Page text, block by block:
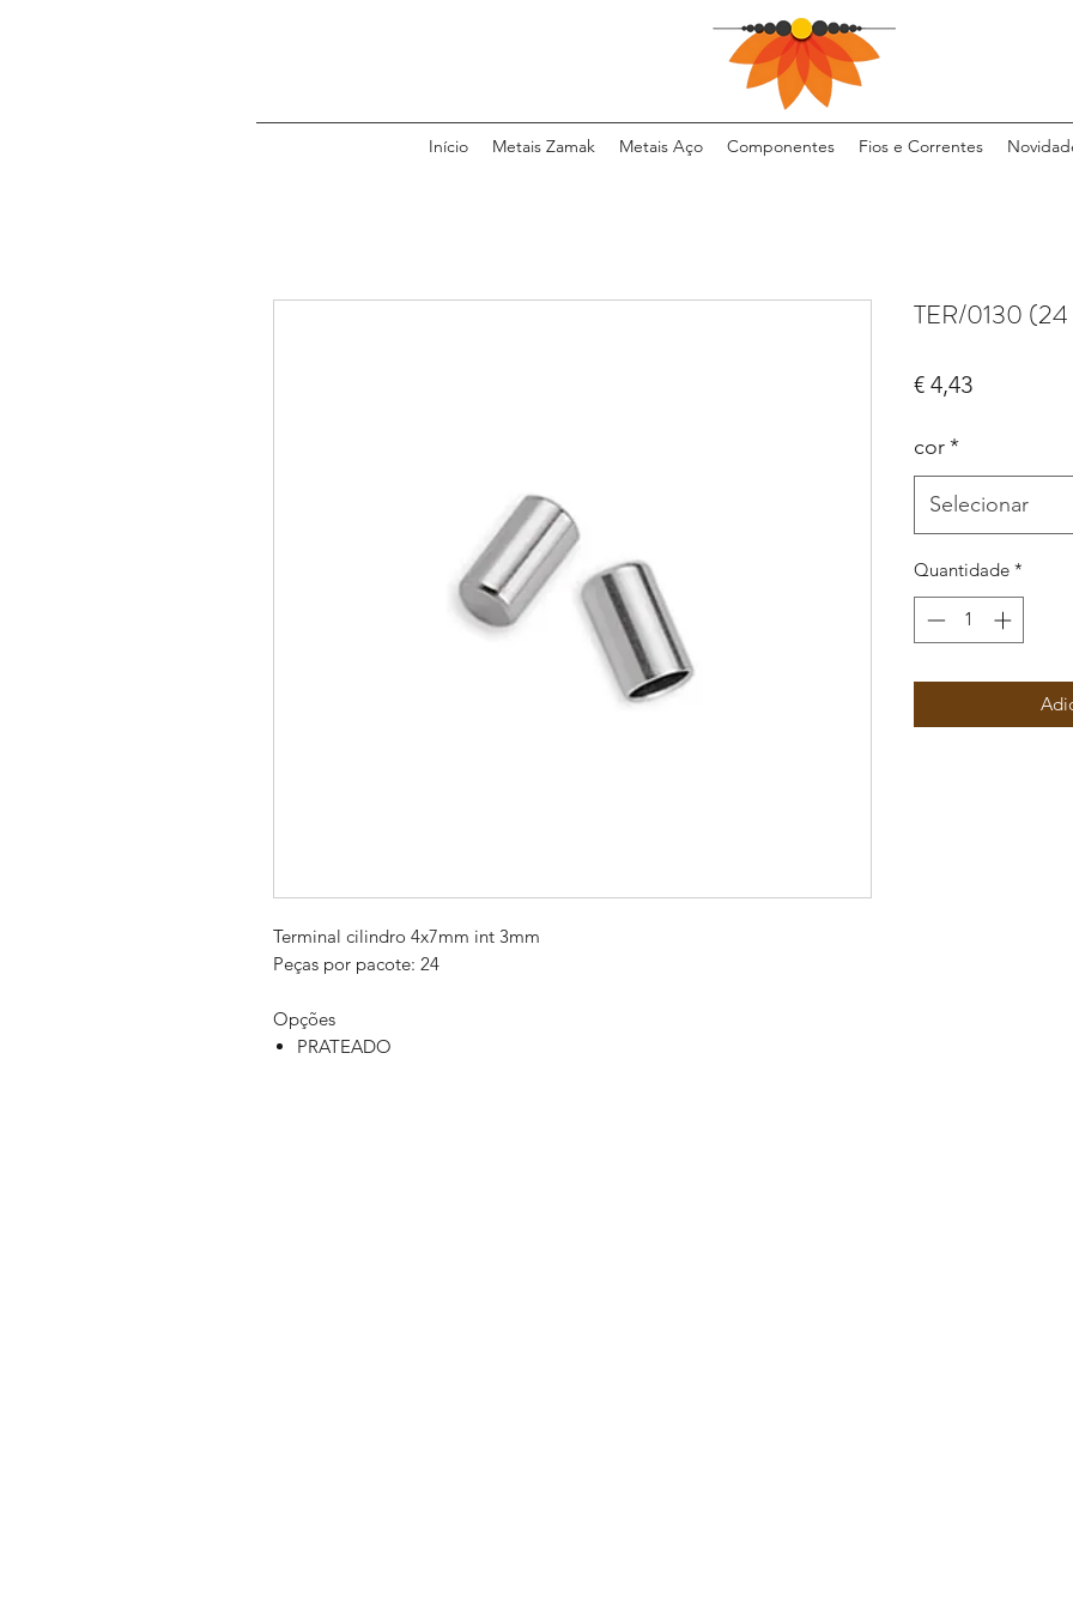
Início Metais Zamak Metais Aço Componentes Fios e Correntes
Terminal cilindro 4x7mm int 3mm
Peças por pacote: 24
Opções
PRATEADO
TER/0130
€ 4,43Preço
cor*
Selecionar
Quantidade *